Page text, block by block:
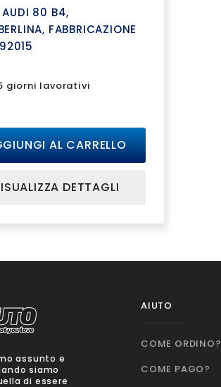
AUDI 80 B4,
FABBRICAZIONE
giorni lavorativi
AL CARRELLO
DETTAGLI
assunto e
siamo
di essere
AIUTO
COME ORDINO?
COME PAGO?